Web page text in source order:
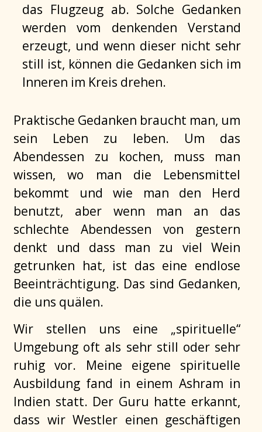
das Flugzeug ab. Solche Gedanken
werden vom denkenden Verstand
erzeugt, und wenn dieser nicht sehr
still ist, können die Gedanken sich im
Inneren im Kreis drehen.
Praktische Gedanken braucht man, um
sein Leben zu leben. Um das
Abendessen zu kochen, muss man
wissen, wo man die Lebensmittel
bekommt und wie man den Herd
benutzt, aber wenn man an das
schlechte Abendessen von gestern
denkt und dass man zu viel Wein
getrunken hat, ist das eine endlose
Beeinträchtigung. Das sind Gedanken,
die uns quälen.
Wir stellen uns eine „spirituelle“
Umgebung oft als sehr still oder sehr
ruhig vor. Meine eigene spirituelle
Ausbildung fand in einem Ashram in
Indien statt. Der Guru hatte erkannt,
dass wir Westler einen geschäftigen